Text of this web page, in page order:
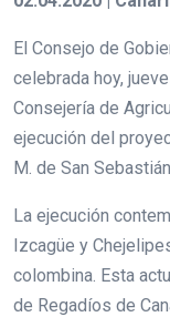
El Consejo de
celebrada hoy,
Consejería de
ejecución del
M. de San
La ejecución
Izcagüe y
colombina. Esta
de Regadíos de